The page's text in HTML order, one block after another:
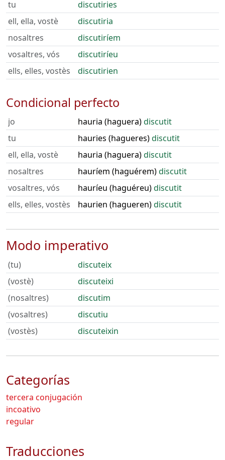
tu
discutiries
ell, ella, vostè
discutiria
nosaltres
discutiríem
vosaltres, vós
discutiríeu
ells, elles, vostès
discutirien
Condicional perfecto
jo hauria (haguera)discutit
tu
hauries (hagueres)discutit
ell, ella, vostè
hauria (haguera)discutit
nosaltres
hauríem (haguérem)discutit
vosaltres, vós
hauríeu (haguéreu)discutit
ells, elles, vostès
haurien (hagueren)discutit
Modo imperativo
(tu)
discuteix
(vostè)
discuteixi
(nosaltres)
discutim
(vosaltres)
discutiu
(vostès)
discuteixin
Categorías
tercera conjugación
incoativo
regular
Traducciones